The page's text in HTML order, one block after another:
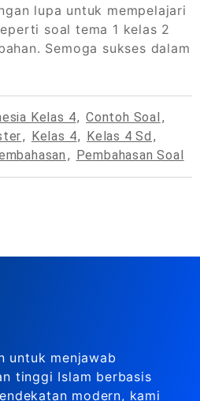
lupa untuk mempelajari
soal tema 1 kelas 2
Semoga sukses dalam
Kelas 4, Contoh Soal ,
, Kelas 4, Kelas 4 Sd ,
, Pembahasan Soal
untuk menjawab
tinggi Islam berbasis
modern, kami